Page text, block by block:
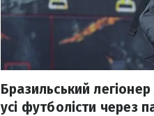
Бразильський
усі футболісти через